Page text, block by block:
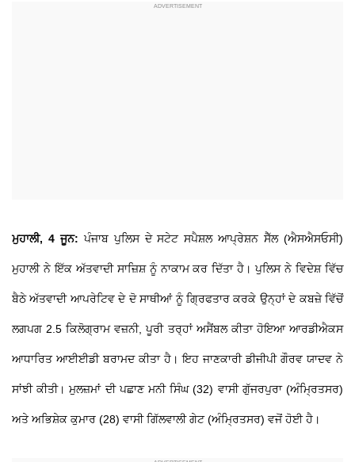
ਮੁਹਾਲੀ, 4 ਜੂਨ:ਪੰਜਾਬ ਪੁਲਿਸ ਦੇ ਸਟੇਟ ਸਪੈਸ਼ਲ ਆਪ੍ਰੇਸ਼ਨ ਸੈੱਲ (ਐਸਐਸਓਸੀ)
ਮੁਹਾਲੀ ਨੇ ਇੱਕ ਅੱਤਵਾਦੀ ਸਾਜ਼ਿਸ਼ ਨੂੰ ਨਾਕਾਮ ਕਰ ਦਿੱਤਾ ਹੈ। ਪੁਲਿਸ ਨੇ ਵਿਦੇਸ਼ ਵਿੱਚ
ਬੈਠੇ ਅੱਤਵਾਦੀ ਆਪਰੇਟਿਵ ਦੇ ਦੋ ਸਾਥੀਆਂ ਨੂੰ ਗ੍ਰਿਫਤਾਰ ਕਰਕੇ ਉਨ੍ਹਾਂ ਦੇ ਕਬਜ਼ੇ ਵਿੱਚੋਂ
ਲਗਪਗ 2.5 ਕਿਲੋਗ੍ਰਾਮ ਵਜ਼ਨੀ, ਪੂਰੀ ਤਰ੍ਹਾਂ ਅਸੈਂਬਲ ਕੀਤਾ ਹੋਇਆ ਆਰਡੀਐਕਸ
ਆਧਾਰਿਤ ਆਈਈਡੀ ਬਰਾਮਦ ਕੀਤਾ ਹੈ। ਇਹ ਜਾਣਕਾਰੀ ਡੀਜੀਪੀ ਗੌਰਵ ਯਾਦਵ ਨੇ
ਸਾਂਝੀ ਕੀਤੀ। ਮੁਲਜ਼ਮਾਂ ਦੀ ਪਛਾਣ ਮਨੀ ਸਿੰਘ (32) ਵਾਸੀ ਗੁੱਜਰਪੁਰਾ (ਅੰਮ੍ਰਿਤਸਰ)
ਅਤੇ ਅਭਿਸ਼ੇਕ ਕੁਮਾਰ (28) ਵਾਸੀ ਗਿੱਲਵਾਲੀ ਗੇਟ (ਅੰਮ੍ਰਿਤਸਰ) ਵਜੋਂ ਹੋਈ ਹੈ।